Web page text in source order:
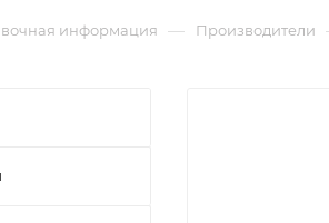
информация — Производители